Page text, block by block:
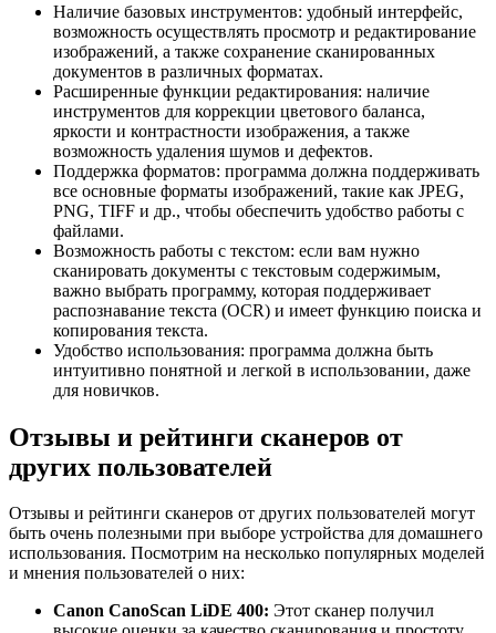
Наличие базовых инструментов: удобный интерфейс,
возможность осуществлять просмотр и редактирование
изображений, а также сохранение сканированных
документов в различных форматах.
Расширенные функции редактирования: наличие
инструментов для коррекции цветового баланса,
яркости и контрастности изображения, а также
возможность удаления шумов и дефектов.
Поддержка форматов: программа должна поддерживать
все основные форматы изображений, такие как JPEG,
PNG, TIFF и др., чтобы обеспечить удобство работы с
файлами.
Возможность работы с текстом: если вам нужно
сканировать документы с текстовым содержимым,
важно выбрать программу, которая поддерживает
распознавание текста (OCR) и имеет функцию поиска и
копирования текста.
Удобство использования: программа должна быть
интуитивно понятной и легкой в использовании, даже
для новичков.
Отзывы и рейтинги сканеров от
других пользователей
Отзывы и рейтинги сканеров от других пользователей могут
быть очень полезными при выборе устройства для домашнего
использования. Посмотрим на несколько популярных моделей
и мнения пользователей о них:
Canon CanoScan LiDE 400: Этот сканер получил